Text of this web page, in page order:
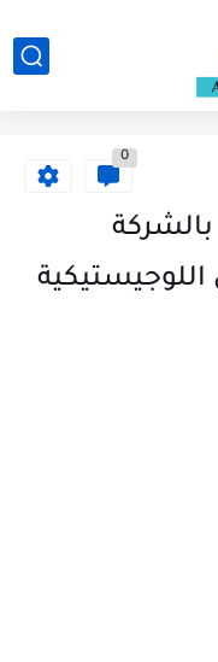
0
مناصب بالشركة
اللوجيستيكية